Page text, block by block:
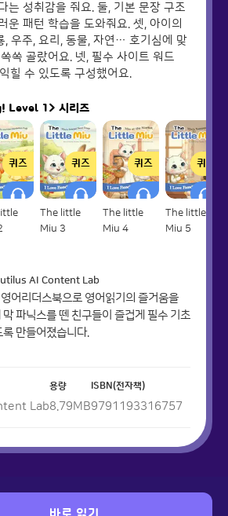
는 성취감을 줘요. 둘, 기본 문장 구조
운 패턴 학습을 도와줘요. 셋, 아이의
, 우주, 요리, 동물, 자연… 호기심에 맞
쏙 골랐어요. 넷, 필수 사이트 워드
힐 수 있도록 구성했어요.
Level 1> 시리즈
퀴즈 퀴즈
The little
Miu 3
퀴즈
The little
Miu 4
퀴즈
The little
Miu 5
AI Content Lab
어리더스북으로 영어읽기의 즐거움을
파닉스를 뗀 친구들이 즐겁게 필수 기초
만들어졌습니다.
Lab
용량
8.79MB
ISBN(전자책)
9791193316757